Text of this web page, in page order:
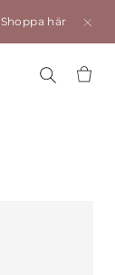
Shoppa här